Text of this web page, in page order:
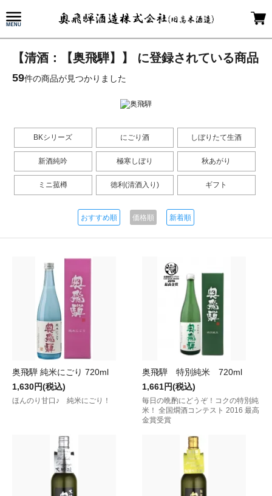
【清酒：【奥飛騨】】 に登録されている商品
59件の商品が見つかりました
BKシリーズ にごり酒 しぼりたて生酒
新酒純吟 極寒しぼり 秋あがり
ミニ菰樽 徳利(清酒入り) ギフト
おすすめ順 価格順 新着順
奥飛騨 純米にごり 720ml
1,630円(税込)
ほんのり甘口♪ 純米にごり！
奥飛騨 特別純米 720ml
1,661円(税込)
毎日の晩酌にどうぞ！コクの特別純
米！ 全国燗酒コンテスト 2016 最高
金賞受賞